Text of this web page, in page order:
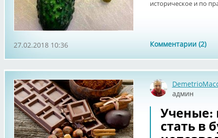
историческое и по
Комментарии (2)
27.02.2018 10:36
админ
Ученые:
стать в